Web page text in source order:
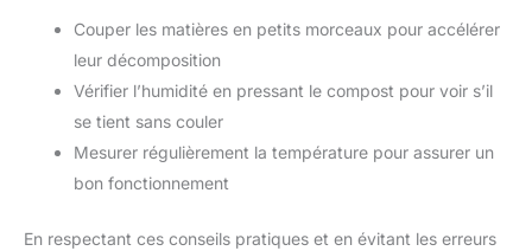
Couper les matières en petits morceaux pour accélérer
leur décomposition
Vérifier l’humidité en pressant le compost pour voir s’il
se tient sans couler
Mesurer régulièrement la température pour assurer un
bon fonctionnement
En respectant ces conseils pratiques et en évitant les erreurs